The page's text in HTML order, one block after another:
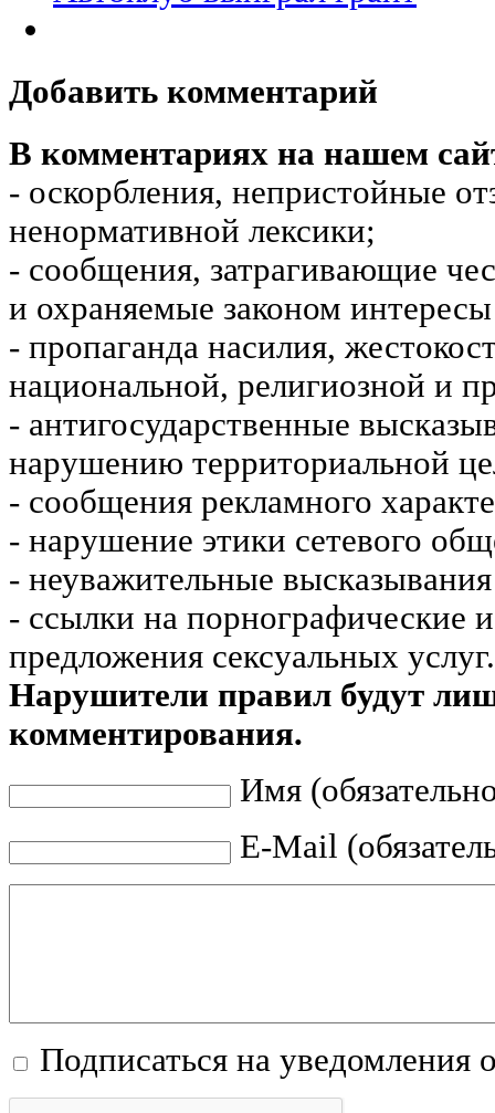
Добавить комментарий
В комментариях на нашем
- оскорбления, непристойные
ненормативной лексики;
- сообщения, затрагивающие
и охраняемые законом
- пропаганда насилия,
национальной, религиозной и
- антигосударственные
нарушению территориальной
- сообщения рекламного
- нарушение этики сетевого
- неуважительные
- ссылки на порнографические
предложения сексуальных услуг.
Нарушители правил будут
комментирования.
Имя
E-Mail
Подписаться на уведомления